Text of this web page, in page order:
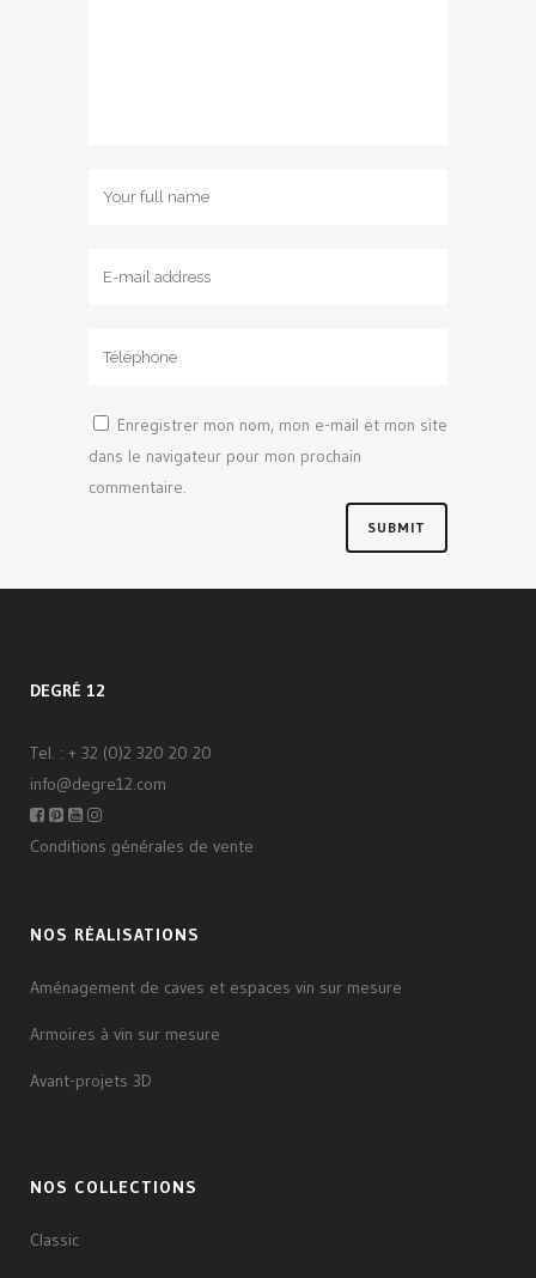
Enregistrer mon nom, mon e-mail et mon site
dans le navigateur pour mon prochain
commentaire.
DEGRÉ 12
Tel. : + 32 (0)2 320 20 20
info@degre12.com
Conditions générales de vente
NOS RÉALISATIONS
Aménagement de caves et espaces vin sur mesure
Armoires à vin sur mesure
Avant-projets 3D
NOS COLLECTIONS
Classic